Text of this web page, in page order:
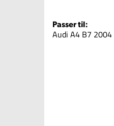
Passer til:
Audi A4 B7